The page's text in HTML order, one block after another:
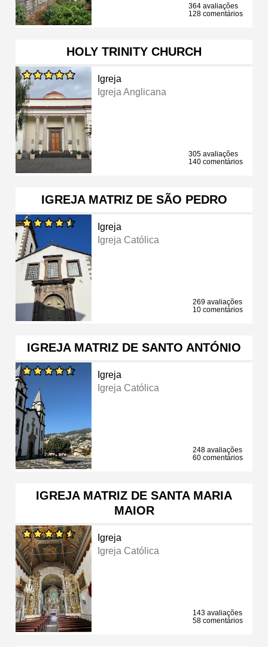
364 avaliações
128 comentários
HOLY TRINITY CHURCH
Igreja
Igreja Anglicana
305 avaliações
140 comentários
IGREJA MATRIZ DE SÃO PEDRO
Igreja
Igreja Católica
269 avaliações
10 comentários
IGREJA MATRIZ DE SANTO ANTÓNIO
Igreja
Igreja Católica
248 avaliações
60 comentários
IGREJA MATRIZ DE SANTA MARIA
MAIOR
Igreja
Igreja Católica
143 avaliações
58 comentários